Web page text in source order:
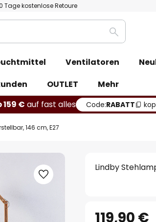
Tage kostenlose Retoure
Suche
Ventilatoren
OUTLET
Mehr
159 € auf fast alles Code:RABATT
146 cm, E27
Lindby
119,90 €